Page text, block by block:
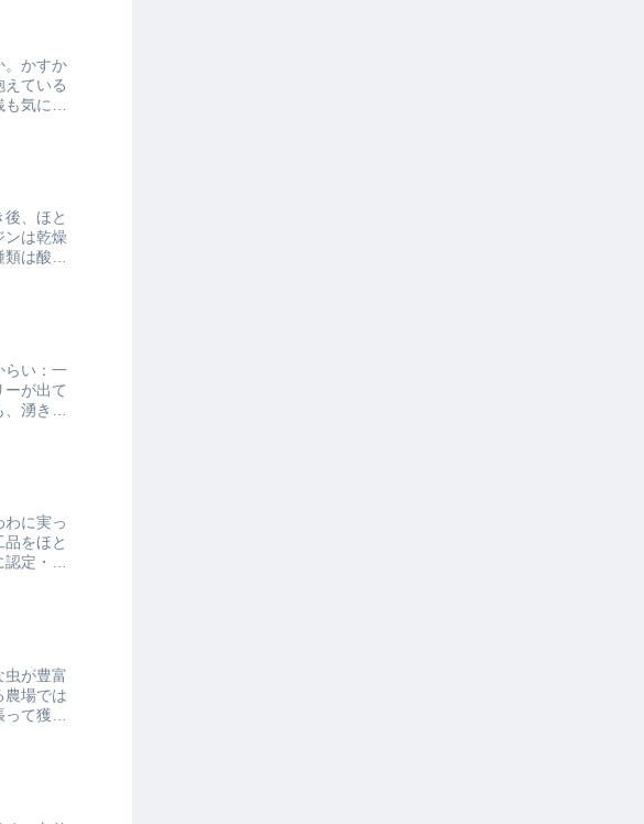
。かすか
ている
気にし
、ほと
ンは乾燥
は酸性
らい：一
が出て
湧き出
に実っ
をほと
定・規
虫が豊富
農場では
て獲物